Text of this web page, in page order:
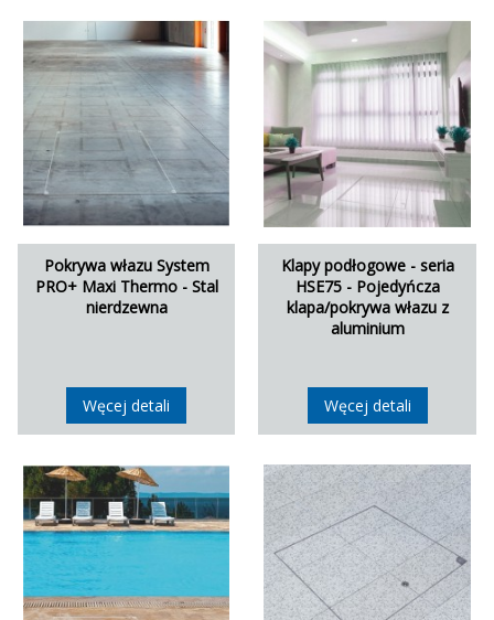
Pokrywa włazu System
PRO+ Maxi Thermo - Stal
nierdzewna
Węcej detali
Klapy podłogowe - seria
HSE75 - Pojedyńcza
klapa/pokrywa włazu z
aluminium
Węcej detali